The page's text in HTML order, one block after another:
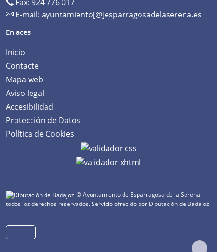
Fax: 924 776 017
E-mail: ayuntamiento[@]esparragosadelaserena.es
Enlaces
Inicio
Contacte
Mapa web
Aviso legal
Accesibilidad
Protección de Datos
Política de Cookies
© Ayuntamiento de Esparragosa de la Serena
todos los derechos reservados.Servicio ofrecido por Diputación de Badajoz